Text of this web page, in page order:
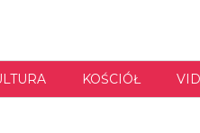
KOŚCIÓŁ